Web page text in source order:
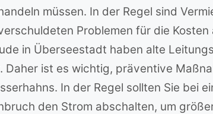
müssen. In der Regel sind
Problemen für die Kosten
in Überseestadt haben alte
ist es wichtig, präventive
In der Regel sollten Sie bei
den Strom abschalten, um